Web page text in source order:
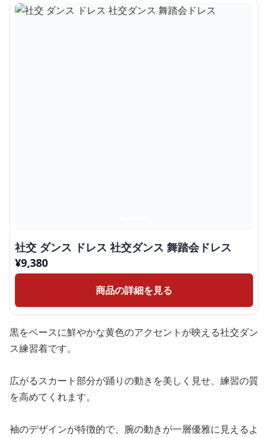
社交 ダンス ドレス 社交ダンス 舞踏会ドレス
¥9,380
商品の詳細を見る
黒をベースに鮮やかな黄色のアクセントが映える社交ダン
ス練習着です。
広がるスカート部分が踊りの動きを美しく見せ、練習の質
を高めてくれます。
袖のデザインが特徴的で、腕の動きが一層優雅に見えるよ